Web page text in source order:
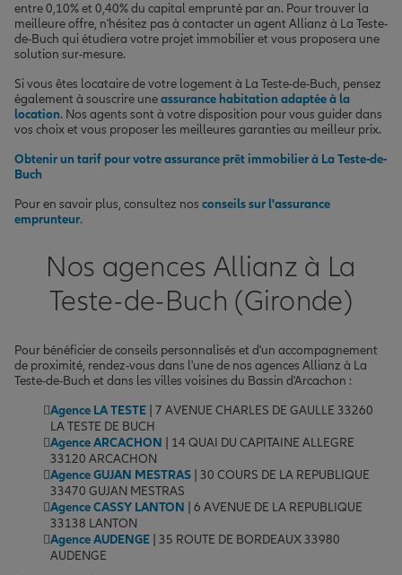
entre 0,10% et 0,40% du capital emprunté par an. Pour trouver la
meilleure offre, n'hésitez pas à contacter un agent Allianz à La Teste-
de-Buch qui étudiera votre projet immobilier et vous proposera une
solution sur-mesure.
Si vous êtes locataire de votre logement à La Teste-de-Buch, pensez
également à souscrire uneassurance habitation adaptée à la
location. Nos agents sont à votre disposition pour vous guider dans
vos choix et vous proposer les meilleures garanties au meilleur prix.
Obtenir un tarif pour votre assurance prêt immobilier à La Teste-de-
Buch
Pour en savoir plus, consultez nos conseils sur l'assurance
emprunteur.
Nos agences Allianz à La
Teste-de-Buch (Gironde)
Pour bénéficier de conseils personnalisés et d'un accompagnement
de proximité, rendez-vous dans l'une de nos agences Allianz à La
Teste-de-Buch et dans les villes voisines du Bassin d'Arcachon :
Agence LA TESTE | 7 AVENUE CHARLES DE GAULLE 33260
LA TESTE DE BUCH
Agence ARCACHON | 14 QUAI DU CAPITAINE ALLEGRE
33120 ARCACHON
Agence GUJAN MESTRAS | 30 COURS DE LA REPUBLIQUE
33470 GUJAN MESTRAS
Agence CASSY LANTON | 6 AVENUE DE LA REPUBLIQUE
33138 LANTON
Agence AUDENGE | 35 ROUTE DE BORDEAUX 33980
AUDENGE